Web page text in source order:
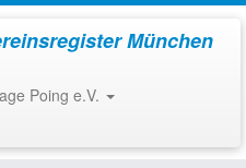
München
Poing e.V.